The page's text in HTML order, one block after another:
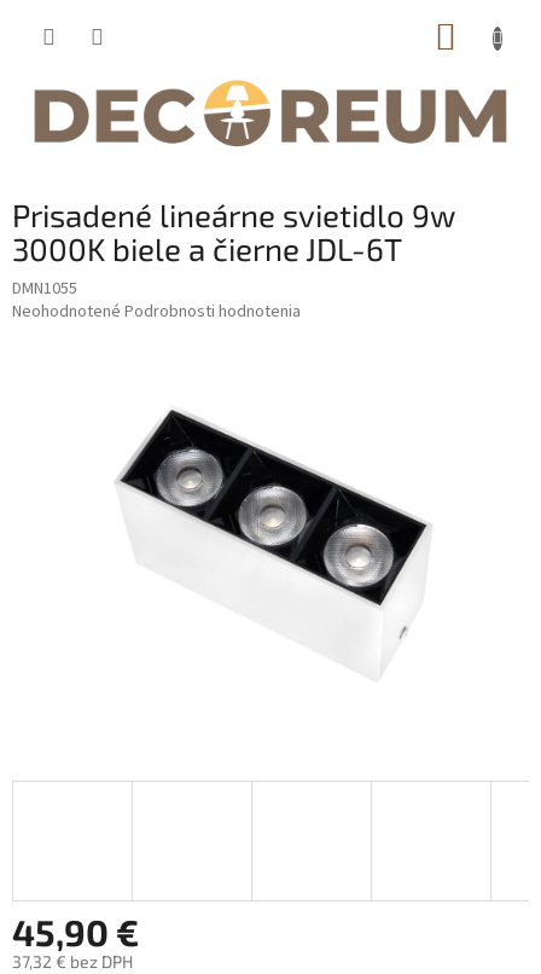
Prisadené lineárne svietidlo 9w
3000K biele a čierne JDL-6T
DMN1055
Priemerné
Neohodnotené Podrobnosti hodnotenia
45,90 €
37,32 € bez DPH